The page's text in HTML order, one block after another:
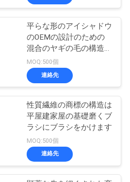
造のブラ
25
のブラシ
平らな形のアイシャドウ
のOEMの設計のための
混合のヤギの毛の構造の
ブラシ
MOQ:500個
連絡先
性質繊維の商標の構造は
平屋建家屋の基礎磨くブ
ラシにブラシをかけます
MOQ:500個
連絡先